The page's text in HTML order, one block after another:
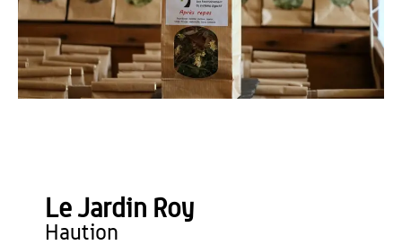
OT du Pays de Thiérache
Le Jardin Roy
haution